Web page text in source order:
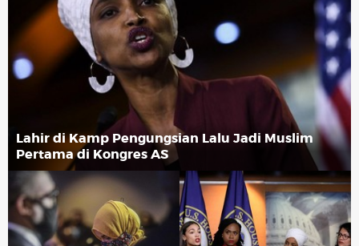
Lahir di Kamp Pengungsian Lalu Jadi Muslim
Pertama di Kongres AS